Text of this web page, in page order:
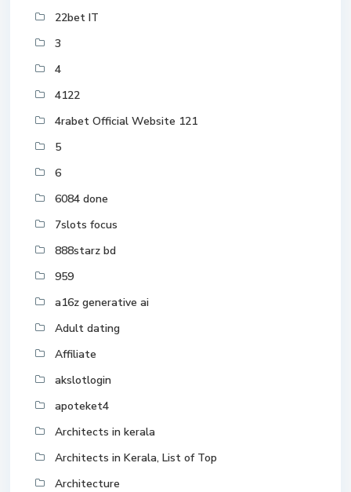
22bet IT
3
4
4122
4rabet Official Website 121
5
6
6084 done
7slots focus
888starz bd
959
a16z generative ai
Adult dating
Affiliate
akslotlogin
apoteket4
Architects in kerala
Architects in Kerala, List of Top
Architecture